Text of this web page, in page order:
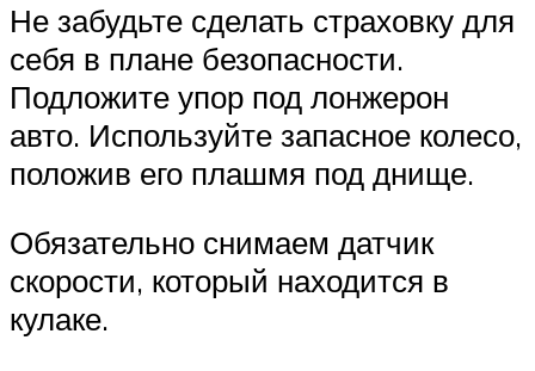
Не забудьте сделать страховку для
себя в плане безопасности.
Подложите упор под лонжерон
авто. Используйте запасное колесо,
положив его плашмя под днище.
Обязательно снимаем датчик
скорости, который находится в
кулаке.